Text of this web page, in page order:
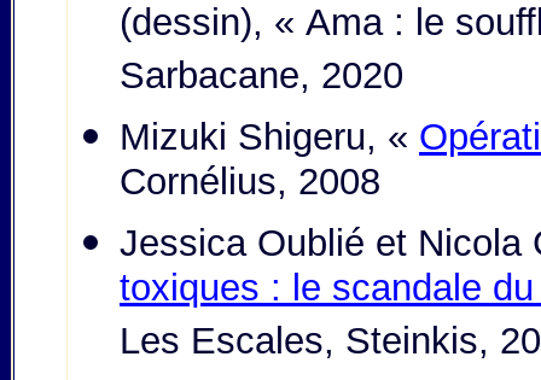
(dessin), « Ama : le
Sarbacane, 2020
Mizuki Shigeru, «
Cornélius, 2008
Jessica Oublié et Nicola
toxiques : le scandale
Les Escales, Steinkis,